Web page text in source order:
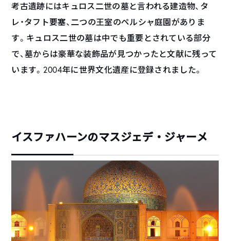
考古遺跡にはキュロス二世の墓と言われる建造物、タ
レ・タフト要塞、二つの王室のペルシャ庭園がありま
す。キュロス二世の墓は中でも重要とされている部分
で、墓からは豪華な装飾品が見つかったと文献に残って
います。2004年に世界文化遺産に登録されました。
イスファハーンのマスジェデ・ジャーメ